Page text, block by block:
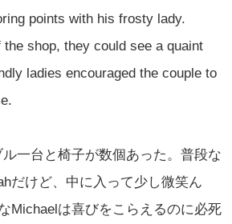
points with his frosty lady.
the shop, they could see a quaint
ladies encouraged the couple to
一台と椅子が数個あった。普段な
だけど、中に入って少し微笑ん
Michaelは喜びをこらえるのに必死